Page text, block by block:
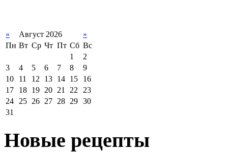
« Август 2026
»
Пн Вт Ср Чт Пт Сб Вс
1
2
3
4 5 6 7 8
9
10
11 12 13 14 15
16
17
18 19 20 21 22 23
24 25 26 27 28 29 30
31
Новые рецепты